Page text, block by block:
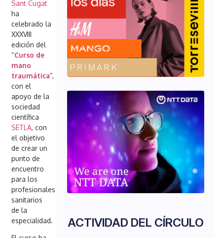
Sant Cugat
ha
celebrado la
XXXVIII
edición del
“Curso de
mano
traumática”,
con el
apoyo de la
sociedad
científica
SETLA, con
el objetivo
de crear un
punto de
encuentro
para los
profesionales
sanitarios
de la
especialidad.
ACTIVIDAD DEL CÍRCULO